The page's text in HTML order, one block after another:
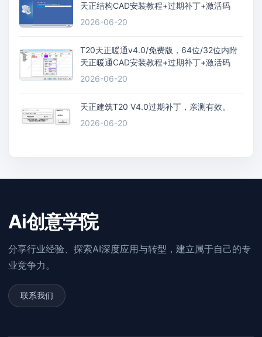
天正结构CAD安装教程+过期补丁+激活码
2026-06-20
T20天正暖通v4.0/免费版，64位/32位内附
天正暖通CAD安装教程+过期补丁+激活码
2026-06-20
天正建筑T20 V4.0过期补丁，亲测有效。
2026-06-20
Ai创意学院
分享行业经验、探索AI深度应用与转型，建立属于自己的专
业竞争力。
联系我们